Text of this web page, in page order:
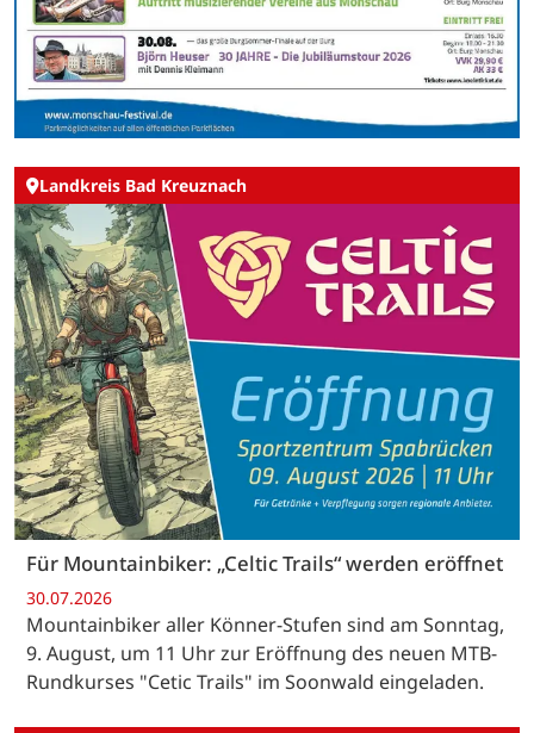
Landkreis Bad Kreuznach
Für Mountainbiker: „Celtic Trails“ werden eröffnet
30.07.2026
Mountainbiker aller Könner-Stufen sind am Sonntag,
9. August, um 11 Uhr zur Eröffnung des neuen MTB-
Rundkurses "Cetic Trails" im Soonwald eingeladen.